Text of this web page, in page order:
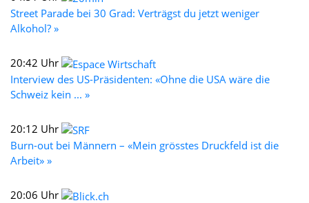
Street Parade bei 30 Grad: Verträgst du jetzt weniger
Alkohol? »
20:42 Uhr
Interview des US-Präsidenten: «Ohne die USA wäre die
Schweiz kein ... »
20:12 Uhr
Burn-out bei Männern – «Mein grösstes Druckfeld ist die
Arbeit» »
20:06 Uhr